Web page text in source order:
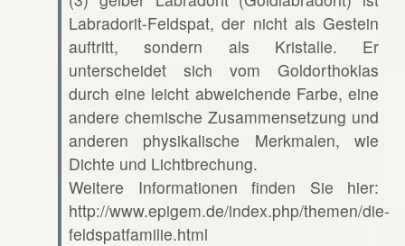
Labradorit-Feldspat, der nicht als Gestein
auftritt, sondern als Kristalle. Er
unterscheidet sich vom Goldorthoklas
durch eine leicht abweichende Farbe, eine
andere chemische Zusammensetzung und
anderen physikalische Merkmalen, wie
Dichte und Lichtbrechung.
Weitere Informationen finden Sie hier:
http://www.epigem.de/index.php/themen/die-
feldspatfamilie.html